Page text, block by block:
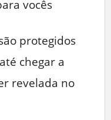
vocês
protegidos
chegar a
revelada no